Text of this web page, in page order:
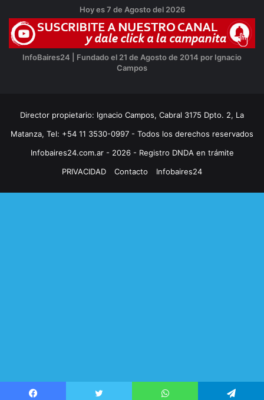
Hoy es 7 de Agosto del 2026
InfoBaires24 | Fundado el 21 de Agosto de 2014 por Ignacio
Campos
Director propietario: Ignacio Campos, Cabral 3175 Dpto. 2, La
Matanza, Tel: +54 11 3530-0997 - Todos los derechos reservados
Infobaires24.com.ar - 2026 - Registro DNDA en trámite
PRIVACIDAD
Contacto Infobaires24